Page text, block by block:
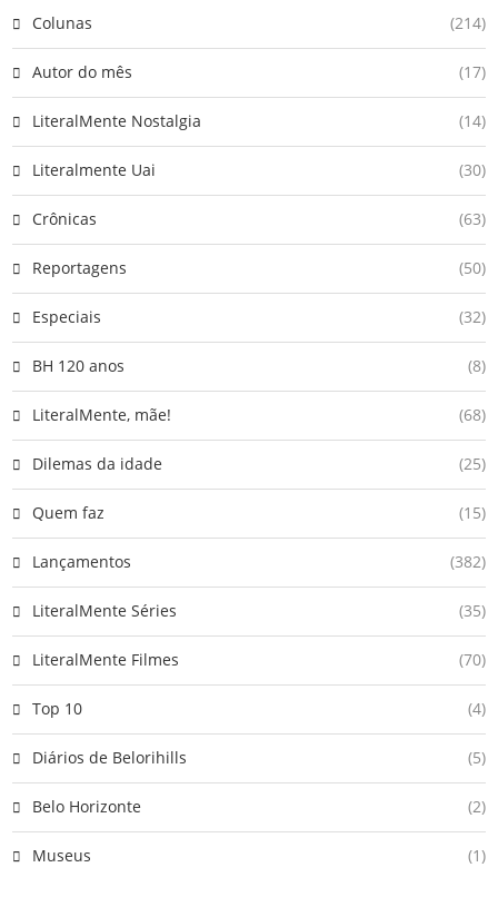
Colunas (214)
Autor do mês (17)
LiteralMente Nostalgia (14)
Literalmente Uai (30)
Crônicas (63)
Reportagens (50)
Especiais (32)
BH 120 anos (8)
LiteralMente, mãe! (68)
Dilemas da idade (25)
Quem faz (15)
Lançamentos (382)
LiteralMente Séries (35)
LiteralMente Filmes (70)
Top 10 (4)
Diários de Belorihills (5)
Belo Horizonte (2)
Museus (1)